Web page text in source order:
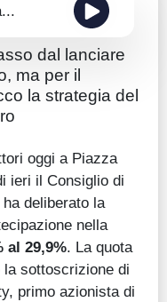
dal lanciare
ma per il
la strategia del
oggi a Piazza
ieri il Consiglio di
deliberato la
nella
al 29,9%. La quota
sottoscrizione di
primo azionista di